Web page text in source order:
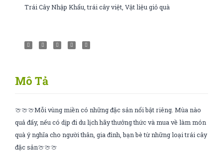
Trái Cây Nhập Khẩu ,trái cây việt ,Vật liệu giỏ quà
Mô Tả
🍈🍈🍈Mỗi vùng miền có những đặc sản nổi bật riêng. Mùa nào
quả đấy, nếu có dịp đi du lịch hãy thưởng thức và mua về làm món
quà ý nghĩa cho người thân, gia đình, bạn bè từ những loại trái cây
đặc sản🍈🍈🍈